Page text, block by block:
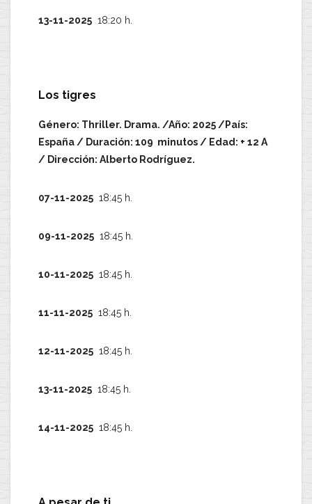
13-11-2025 18:20 h.
Los tigres
Género: Thriller. Drama. /Año: 2025 /País:
España / Duración: 109 minutos / Edad: + 12 A
/ Dirección: Alberto Rodríguez.
07-11-2025 18:45 h.
09-11-2025 18:45 h.
10-11-2025 18:45 h.
11-11-2025 18:45 h.
12-11-2025 18:45 h.
13-11-2025 18:45 h.
14-11-2025 18:45 h.